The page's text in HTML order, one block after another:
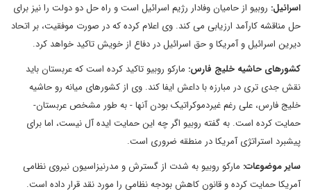
اسرائیل: روبیو از حامیان وفادار رژیم اسرائیل است و راه حل دو دولت را نیز برای
حل مناقشه کارآمد ارزیابی می کند. وی اعلام کرده که در صورت موفقیت، بر اتحاد
دیرین اسرائیل و آمریکا و حق اسرائیل در دفاع از خویش تاکید خواهد کرد.
کشورهای حاشیه خلیج فارس: مارکو روبیو تاکید کرده است که عربستان باید
نقش جدی تری در مبارزه با داعش ایفا کند. وی از کشورهای میانه رو حاشیه
خلیج فارس، علی رغم غیردموکراتیک بودن آنها - به طور مشخص عربستان-
حمایت کرده است. به گفته روبیو اگر چه این حمایت ایده آل نیست، اما برای
پیشبرد استراتژی آمریکا در منطقه ضروری است.
سایر موضوعات: مارکو روبیو به شدت از گسترش و مدرنیزاسیون نیروی نظامی
آمریکا حمایت کرده و قانون کاهش بودجه نظامی را مورد نقد قرار داده است.